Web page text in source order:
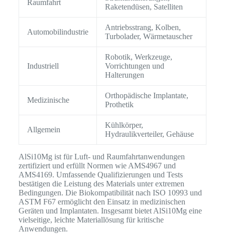
Raumfahrt
Raketendüsen, Satelliten
Automobilindustrie
Antriebsstrang, Kolben,
Turbolader, Wärmetauscher
Industriell
Robotik, Werkzeuge,
Vorrichtungen und
Halterungen
Medizinische
Orthopädische Implantate,
Prothetik
Allgemein
Kühlkörper,
Hydraulikverteiler, Gehäuse
AlSi10Mg ist für Luft- und Raumfahrtanwendungen
zertifiziert und erfüllt Normen wie AMS4967 und
AMS4169. Umfassende Qualifizierungen und Tests
bestätigen die Leistung des Materials unter extremen
Bedingungen. Die Biokompatibilität nach ISO 10993 und
ASTM F67 ermöglicht den Einsatz in medizinischen
Geräten und Implantaten. Insgesamt bietet AlSi10Mg eine
vielseitige, leichte Materiallösung für kritische
Anwendungen.